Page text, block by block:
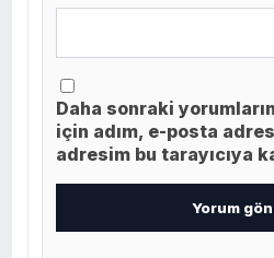
Daha sonraki
için adım, e-posta
adresim bu tarayıcıya